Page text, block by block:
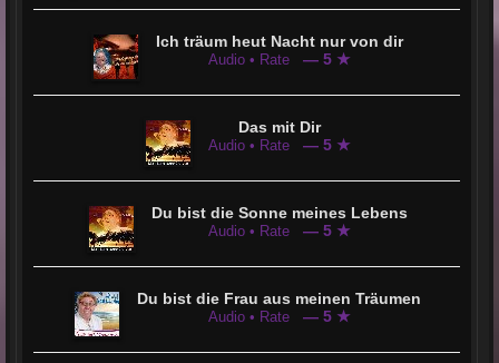
Ich träum heut Nacht nur von dir
Audio • Rate — 5 ★
Das mit Dir
Audio • Rate — 5 ★
Du bist die Sonne meines Lebens
Audio • Rate — 5 ★
Du bist die Frau aus meinen Träumen
Audio • Rate — 5 ★